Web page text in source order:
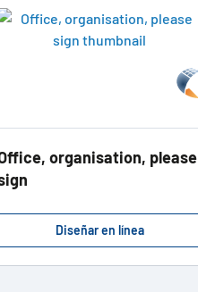
organisation, please
Diseñar en línea